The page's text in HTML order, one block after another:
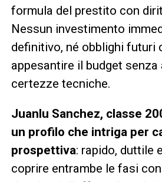
formula del prestito con
Nessun investimento
definitivo, né obblighi futuri
appesantire il budget senza
certezze tecniche.
Juanlu Sanchez, classe
un profilo che intriga per
prospettiva: rapido, duttile
coprire entrambe le fasi